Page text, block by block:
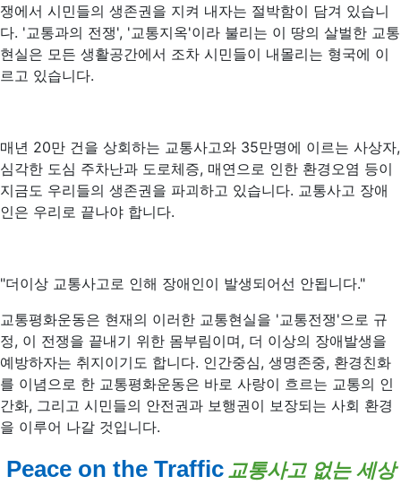
쟁에서 시민들의 생존권을 지켜 내자는 절박함이 담겨 있습니
다. '교통과의 전쟁', '교통지옥'이라 불리는 이 땅의 살벌한 교통
현실은 모든 생활공간에서 조차 시민들이 내몰리는 형국에 이
르고 있습니다.
매년 20만 건을 상회하는 교통사고와 35만명에 이르는 사상자,
심각한 도심 주차난과 도로체증, 매연으로 인한 환경오염 등이
지금도 우리들의 생존권을 파괴하고 있습니다. 교통사고 장애
인은 우리로 끝나야 합니다.
"더이상 교통사고로 인해 장애인이 발생되어선 안됩니다."
교통평화운동은 현재의 이러한 교통현실을 '교통전쟁'으로 규
정, 이 전쟁을 끝내기 위한 몸부림이며, 더 이상의 장애발생을
예방하자는 취지이기도 합니다. 인간중심, 생명존중, 환경친화
를 이념으로 한 교통평화운동은 바로 사랑이 흐르는 교통의 인
간화, 그리고 시민들의 안전권과 보행권이 보장되는 사회 환경
을 이루어 나갈 것입니다.
Peace on the Traffic 교통사고 없는 세상